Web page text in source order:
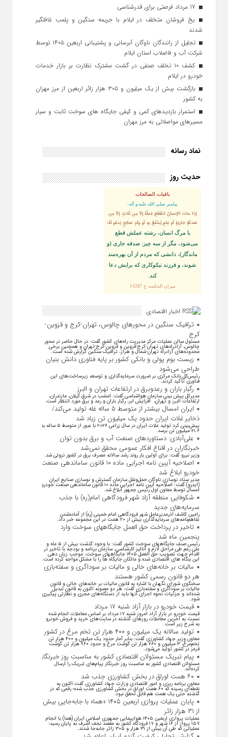
یخ‌ فروشان متخلف در ایلام با جریمه سنگین و پلمب غافلگیر
شدند
تجلیل از رانندگان ناوگان آبرسانی و پشتیبانی اربعین ۱۴۰۵ توسط
شرکت آب و فاضلاب استان ایلام
کشف ۱۰ تخلف صنفی در گشت مشترک نظارت بر بازار خدمات
خودرو در ایلام
بازگشت بیش از یک میلیون و ۳۰۵ هزار زائر اربعین از مرز مهران
به کشور
استمرار بازدیدهای کمی و کیفی جایگاه‌ های سوخت ثابت و سیار
مسیرهای مواصلاتی به مرز مهران
نماد رسانه
حدیث روز
باقیات الصالحات
پيامبر صلى‏ الله‏ عليه ‏و‏ آله:
إذا ماتَ الإنسانُ انقَطَعَ عَمَلُهُ إلاّ مِن ثَلاثٍ: إلاّ مِن
صَدَقَةٍ جاريَةٍ أو عِلمٍ يُنتَفَعُ بِهِ أو وَلَدٍ صالِحٍ يَدعُو لَهُ؛
با مرگ انسان، رشته عملش قطع
مى‌شود، مگر از سه چيز: صدقه جارى (و
ماندگار)، دانشى كه مردم از آن بهره‏‌مند
شوند، و فرزند نيكوكارى كه برايش دعا
كند.
ميزان الحكمه، ح 14287
اخبار اقتصادی
ترافیک سنگین در محورهای چالوس، تهران-کرج و قزوین-
کرج
مسئول سالن عملیات مرکز مدیریت راه‌های کشور گفت: در حال حاضر در محور
چالوس، آزادراه‌های تهران-کرج-قزوین و قزوین-کرج-تهران و همچنین برخی
محدوده‌های آزادراه تهران-شمال و هراز، ترافیک سنگین گزارش شده است.
زیست بوم پولی و بانکی کشور بر پایه فناوری دانش بنیان
طراحی می‌شود
رئیس‌کل بانک مرکزی بر ضرورت سرمایه‌گذاری و توسعه زیرساخت‌های این
فناوری تأکید کردند.
رگبار باران و رعدوبرق در ارتفاعات تهران و البرز
مدیرکل پیش بینی سازمان هواشناسی گفت: امشب در شرق گیلان، مازندران،
ارتفاعات البرز و تهران، افزایش ابر، رگبار باران و رعد و برق مورد انتظار است.
ایران امسال بیشتر از متوسط ۵ ساله غله تولید می‌کند/
ذخایر غلات ایران حدود یک میلیون تن زیاد شد
پیش‌بینی کرد تولید غلات ایران در سال زراعی ۲۰۲۶ با عبور از متوسط ۵ ساله به
۲۱.۶ میلیون تن برسد.
علی‌آبادی: دستاورد‌های صنعت آب و برق بدون توان
خبرنگاران در اقناع افکار عمومی محقق نمی‌شد
وزیر نیرو گفت: برای اولین بار روند رشد سالانه مصرف برق در کشور نزولی شد.
اصلاحیه آیین نامه اجرایی ماده ۱۰ قانون ساماندهی صنعت
خودرو ابلاغ شد
مدیر ستاد نوسازی ناوگان حمل‌ونقل سازمان گسترش و نوسازی صنایع ایران
(ایدرو) گفت: اصلاحیه آیین نامه اجرایی ماده ۱۰ قانون ساماندهی صنعت خودرو
امسال توسط معاون اول رئیس جمهور ابلاغ شد.
شکوفایی منطقه آزاد شهر فرودگاهی امام(ره) با جذب
سرمایه‌های جدید
رامین کاشف اذرمدیرعامل شهر فرودگاهی امام خمینی (ره) از آماده‌شدن
تفاهم‌نامه‌های سرمایه‌گذاری بیش از ۲۰ همت در این مجموعه خبر داد.
تاخیر در پرداخت حق العمل جایگاههای سوخت وارد
پنجمین ماه شد
رئیس صنف جایگاههای سوخت کشور گفت: با وجود گذشت بیش از ۵ ماه و
علی رغم طی مراحل لازم و آنالیز کارشناسی، سازمان برنامه و بودجه با تاخیر در
اقدام جهت تصویب حق العمل ۱۴۰۵ جایگاههای سوخت، موجب زیان دهی
این بنگاه های اقتصادی شده و مالکان جایگاه ها را با مشکل مواجه کرده است.
مالیات بر خانه‌های خالی و مالیات بر سوداگری و سفته‌بازی
هر دو قانون رسمی کشور هستند
سخنگوی شورای نگهبان با اشاره به قانون مالیات بر خانه‌های خالی و قانون
مالیات بر سوداگری و سفته‌بازی گفت: هر دو مصوبه اکنون به قانون تبدیل
شده‌اند و جزئیات نحوه اجرای آنها باید از دستگاه‌های مجری و نظارتی پیگیری
شود.
قیمت خودرو در بازار آزاد شنبه ۱۷ مرداد
قیمت خودرو در بازار آزاد امروز شنبه ۱۷ مرداد بر اساس معاملات انجام شده
نسبت به آخرین معاملات روز‌های گذشته در سایت‌های خرید و فروش خودرو
به شرح زیر است.
تولید سالانه یک میلیون و ۴۰۰ هزار تن تخم مرغ در کشور
معاون وزیر جهاد کشاورزی گفت: بنابر آمار حدود یک میلیون و ۴۰۰ هزار تن
تخم‌مرغ، ۳ میلیون و ۲۶۰ هزار تن گوشت مرغ و حدود ۹۶۰ هزار تن گوشت
قرمز در کشور تولید می‌شود.
پیام تبریک مسئولان اقتصادی کشور به مناسبت روز خبرنگار
مسئولان اقتصادی کشور به مناسبت روز خبرنگار پیام‌های تبریک را ارسال
کرده‌اند.
۶۰ همت اوراق در بخش کشاورزی جذب شد
معاون برنامه ریزی و امور اقتصادی وزارت جهاد کشاورزی گفت:اکنون به
نقطه‌ای رسیده که ۶۰ همت اوراق در بخش کشاورزی جذب شده؛ رقمی که در
گذشته حتی یک همت هم قابل تحقق نبود.
پایان عملیات پروازی اربعین ۱۴۰۵ «هما» با جابه‌جایی بیش
از ۳۱ هزار زائر
عملیات پروازی اربعین ۱۴۰۵ هواپیمایی جمهوری اسلامی ایران (هما) با انجام
۱۵۷ پرواز از ۱۶ شهر و ۱۷ فرودگاه کشور به مقصد نجف اشرف به پایان رسید؛
عملیاتی که طی آن بیش از ۳۱ هزار و ۳۰۵ زائر جابه‌جا شدند.